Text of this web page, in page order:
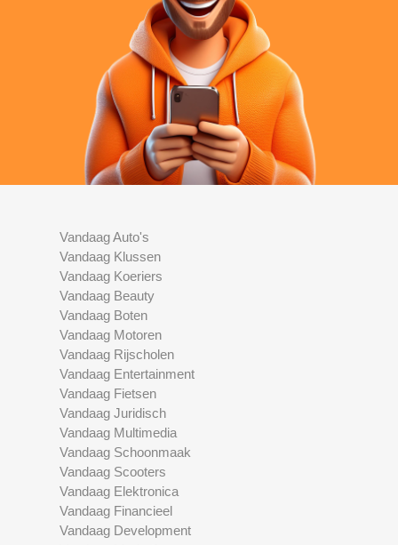
Vandaag Auto's
Vandaag Klussen
Vandaag Koeriers
Vandaag Beauty
Vandaag Boten
Vandaag Motoren
Vandaag Rijscholen
Vandaag Entertainment
Vandaag Fietsen
Vandaag Juridisch
Vandaag Multimedia
Vandaag Schoonmaak
Vandaag Scooters
Vandaag Elektronica
Vandaag Financieel
Vandaag Development